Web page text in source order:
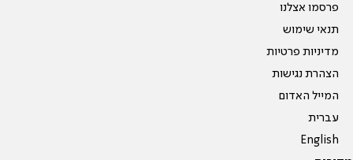
פרסמו אצלנו
תנאי שימוש
מדיניות פרטיות
הצהרת נגישות
המייל האדום
עברית
English